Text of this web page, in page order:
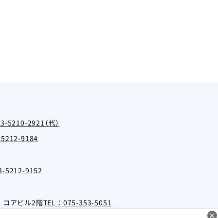
5210-2921（代）
9184
5212-9152
コアビル2階TEL：075-353-5051